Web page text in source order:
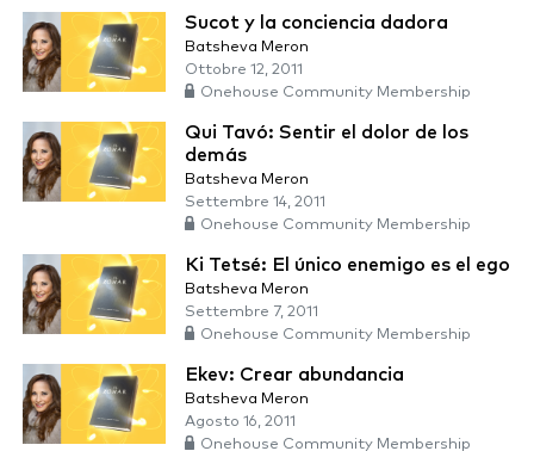
Sucot y la conciencia dadora
Batsheva Meron
Ottobre 12, 2011
Onehouse Community Membership
Qui Tavó: Sentir el dolor de los
demás
Batsheva Meron
Settembre 14, 2011
Onehouse Community Membership
Ki Tetsé: El único enemigo es el ego
Batsheva Meron
Settembre 7, 2011
Onehouse Community Membership
Ekev: Crear abundancia
Batsheva Meron
Agosto 16, 2011
Onehouse Community Membership